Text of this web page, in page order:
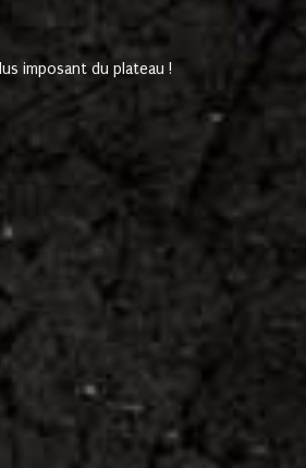
imposant du plateau !